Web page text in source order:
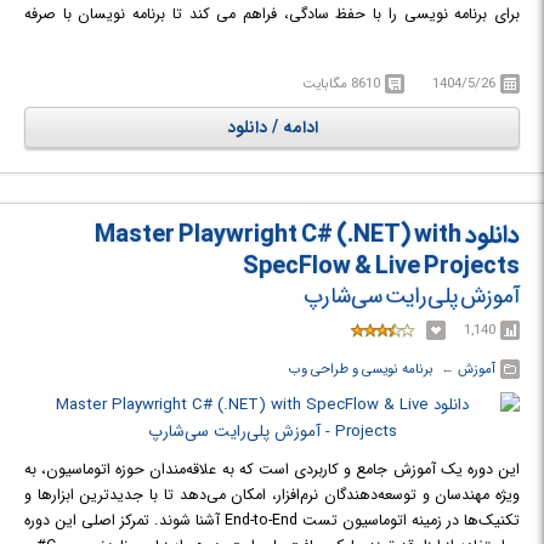
برای برنامه نویسی را با حفظ سادگی، فراهم می کند تا برنامه نویسان با صرفه
بیتی) باشند. RAD Studio یکی از محصولات شرکت Embarcader است.
1404/5/26 8610 مگابایت
ادامه / دانلود
دانلود Master Playwright C# (.NET) with
SpecFlow & Live Projects
آموزش پلی‌رایت سی‌شارپ
1,140
آموزش ← ‏ برنامه نویسی و طراحی وب
این دوره یک آموزش جامع و کاربردی است که به علاقه‌مندان حوزه اتوماسیون، به
ویژه مهندسان و توسعه‌دهندگان نرم‌افزار، امکان می‌دهد تا با جدیدترین ابزارها و
تکنیک‌ها در زمینه اتوماسیون تست End-to-End آشنا شوند. تمرکز اصلی این دوره